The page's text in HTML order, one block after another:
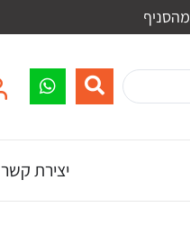
יצירת קשר